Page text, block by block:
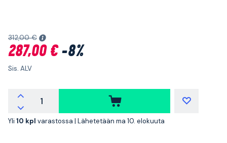
312,00 €
287,00 €-8%
Sis. ALV
Yli 10 kpl varastossa | Lähetetään ma 10. elokuuta